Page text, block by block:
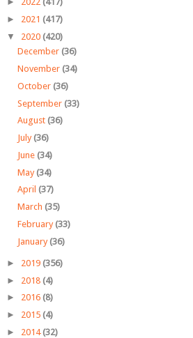
► 2021 (417)
▼ 2020 (420)
December (36)
November (34)
October (36)
September (33)
August (36)
July (36)
June (34)
May (34)
April (37)
March (35)
February (33)
January (36)
► 2019 (356)
► 2018 (4)
► 2016 (8)
► 2015 (4)
► 2014 (32)